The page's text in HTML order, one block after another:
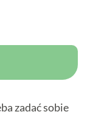
zadać sobie